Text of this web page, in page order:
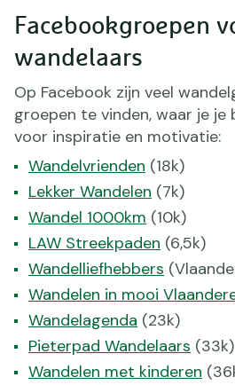
Facebookgroepen
wandelaars
Op Facebook zijn veel
groepen te vinden, waar je je
voor inspiratie en motivatie:
Wandelvrienden (18k)
Lekker Wandelen (7k)
Wandel 1000km (10k)
LAW Streekpaden (6,5k)
Wandelliefhebbers
Wandelen in mooi
Wandelagenda (23k)
Pieterpad Wandelaars (33k)
Wandelen met kinderen